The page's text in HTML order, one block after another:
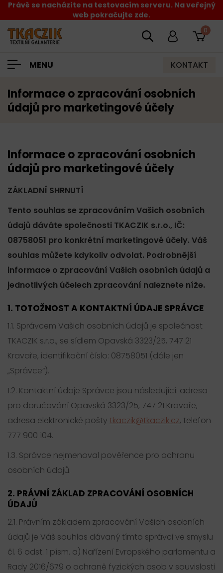
Právě se nacházíte na testovacím serveru. Na veřejný
web pokračujte zde.
0
MENU KONTAKT
Informace o zpracování osobních
údajů pro marketingové účely
Informace o zpracování osobních
údajů pro marketingové účely
ZÁKLADNÍ SHRNUTÍ
Tento souhlas se zpracováním Vašich osobních
údajů dáváte společnosti TKACZIK s.r.o., IČ:
08758051 pro konkrétní marketingové účely. Váš
souhlas můžete kdykoliv odvolat. Podrobnější
informace o zpracování Vašich osobních údajů a
jednotlivých účelech zpracování naleznete níže.
1. TOTOŽNOST A KONTAKTNÍ ÚDAJE SPRÁVCE
1.1. Správcem Vašich osobních údajů je společnost
TKACZIK s.r.o., se sídlem Opavská 3323/25, 747 21
Kravaře, identifikační číslo: 08758051 (dále jen
„Správce“).
1.2. Kontaktní údaje Správce jsou následující: adresa
pro doručování Opavská 3323/25, 747 21 Kravaře,
adresa elektronické pošty tkaczik@tkaczik.cz, telefon
777 900 104.
1.3. Správce nejmenoval pověřence pro ochranu
osobních údajů.
2. PRÁVNÍ ZÁKLAD ZPRACOVÁNÍ OSOBNÍCH
ÚDAJŮ
2.1. Právním základem zpracování Vašich osobních
údajů je Váš souhlas dávaný tímto správci ve smyslu
čl. 6 odst. 1 písm. a) Nařízení Evropského parlamentu a
Rady 2016/679 o ochraně fyzických osob v souvislosti